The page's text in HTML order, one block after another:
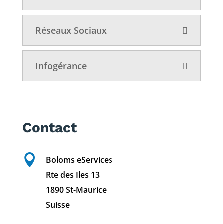
Réseaux Sociaux
Infogérance
Contact

Boloms eServices
Rte des Iles 13
1890 St-Maurice
Suisse